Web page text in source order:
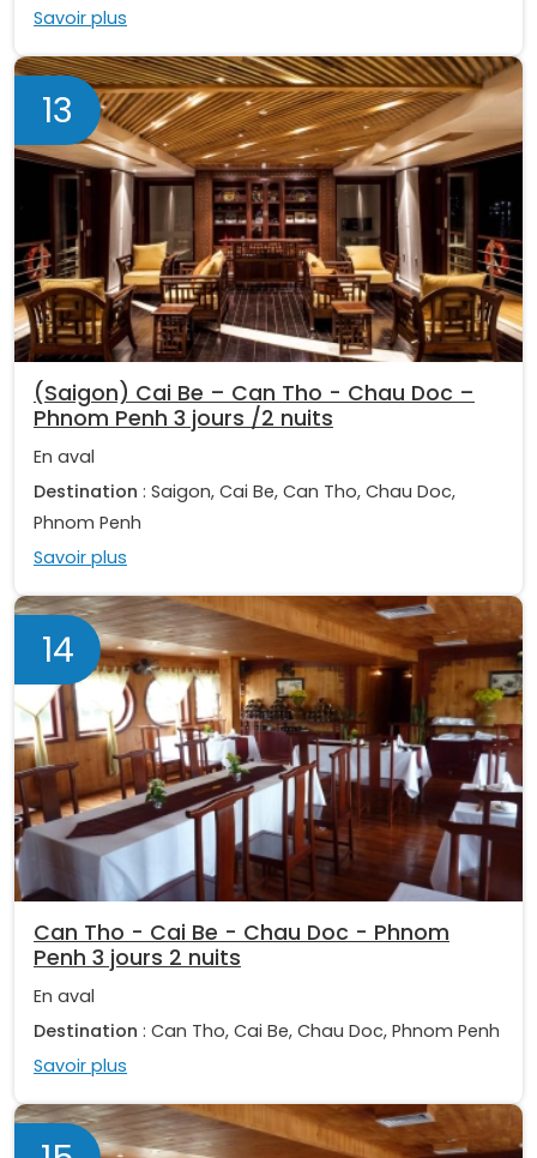
Savoir plus
13
(Saigon) Cai Be – Can Tho - Chau Doc –
Phnom Penh 3 jours /2 nuits
En aval
Destination : Saigon, Cai Be, Can Tho, Chau Doc,
Phnom Penh
Savoir plus
14
Can Tho - Cai Be - Chau Doc - Phnom
Penh 3 jours 2 nuits
En aval
Destination : Can Tho, Cai Be, Chau Doc, Phnom Penh
Savoir plus